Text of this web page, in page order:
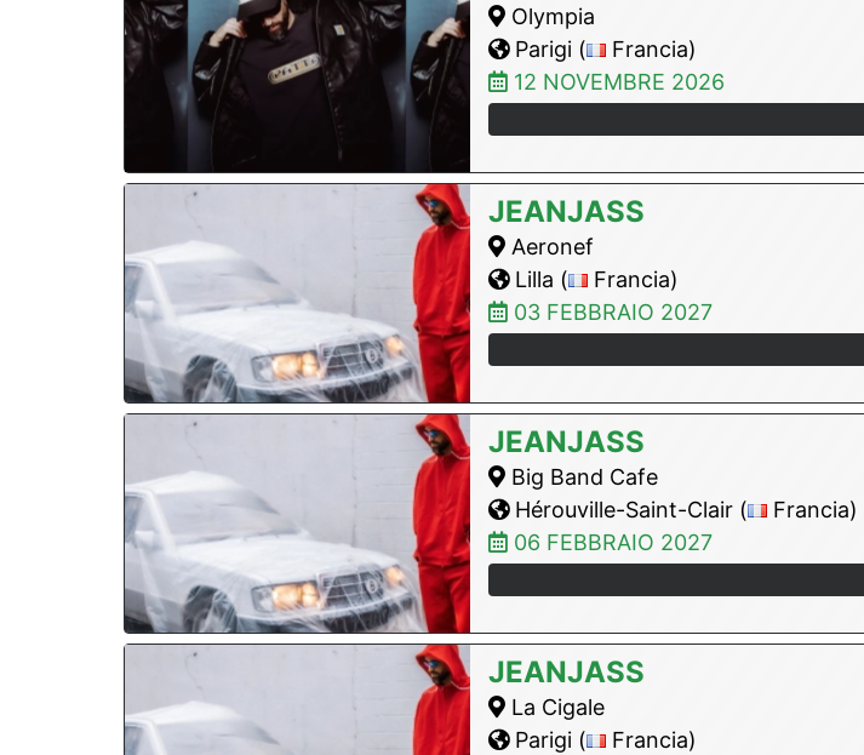
Olympia
Parigi (
Francia)
12 NOVEMBRE 2026
JEANJASS
Aeronef
Lilla (
Francia)
03 FEBBRAIO 2027
JEANJASS
Big Band Cafe
Hérouville-Saint-Clair (
Francia)
06 FEBBRAIO 2027
JEANJASS
La Cigale
Parigi (
Francia)